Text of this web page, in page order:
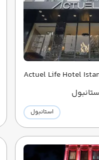
Actuel Life Hotel
استانبول